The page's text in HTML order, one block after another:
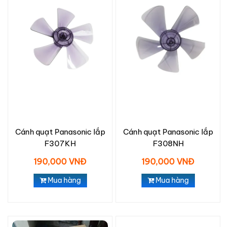
Cánh quạt Panasonic lắp
F307KH
190,000 VNĐ
Mua hàng
Cánh quạt Panasonic lắp
F308NH
190,000 VNĐ
Mua hàng